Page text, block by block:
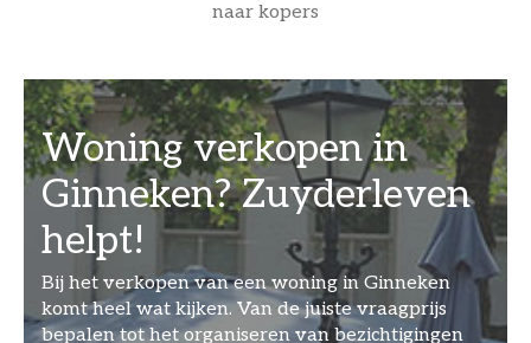
naar kopers
Woning verkopen in
Ginneken? Zuyderleven
helpt!
Bij het verkopen van een woning in Ginneken
komt heel wat kijken. Van de juiste vraagprijs
bepalen tot het organiseren van bezichtigingen